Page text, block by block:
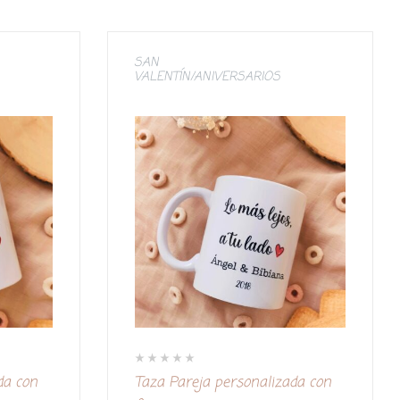
con
SAN
VALENTÍN/ANIVERSARIOS
Taza Pareja personalizada con
a